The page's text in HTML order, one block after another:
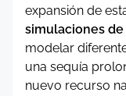
expansión de
simulaciones de
modelar
una sequía
nuevo recurso